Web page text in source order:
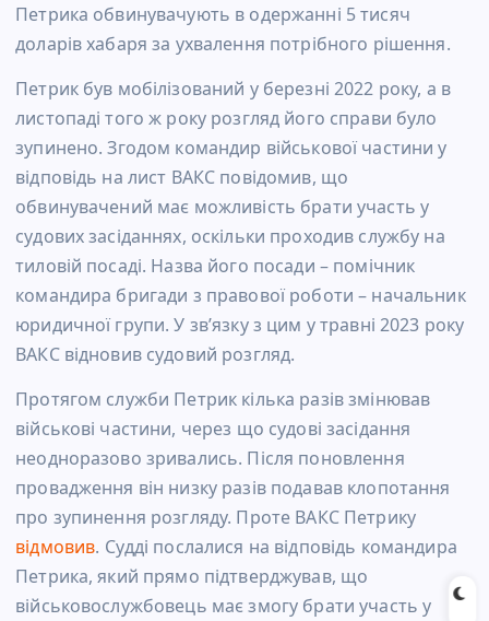
Петрика обвинувачують в одержанні 5 тисяч
доларів хабаря за ухвалення потрібного рішення.
Петрик був мобілізований у березні 2022 року, а в
листопаді того ж року розгляд його справи було
зупинено. Згодом командир військової частини у
відповідь на лист ВАКС повідомив, що
обвинувачений має можливість брати участь у
судових засіданнях, оскільки проходив службу на
тиловій посаді. Назва його посади – помічник
командира бригади з правової роботи – начальник
юридичної групи. У зв’язку з цим у травні 2023 року
ВАКС відновив судовий розгляд.
Протягом служби Петрик кілька разів змінював
військові частини, через що судові засідання
неодноразово зривались. Після поновлення
провадження він низку разів подавав клопотання
про зупинення розгляду. Проте ВАКС Петрику
відмовив. Судді послалися на відповідь командира
Петрика, який прямо підтверджував, що
військовослужбовець має змогу брати участь у